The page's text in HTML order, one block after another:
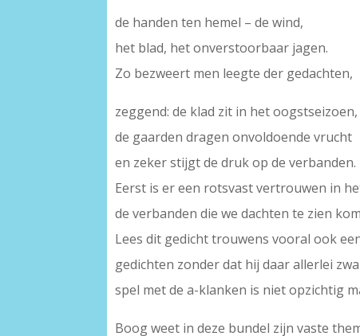
de handen ten hemel – de wind,
het blad, het onverstoorbaar jagen.
Zo bezweert men leegte der gedachten,
zeggend: de klad zit in het oogstseizoen,
de gaarden dragen onvoldoende vrucht
en zeker stijgt de druk op de verbanden.
Eerst is er een rotsvast vertrouwen in
de verbanden die we dachten te zien
Lees dit gedicht trouwens vooral ook
gedichten zonder dat hij daar allerlei
spel met de a-klanken is niet opzichtig
Boog weet in deze bundel zijn vaste